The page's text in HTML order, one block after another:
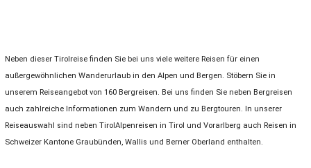
Neben dieser Tirolreise finden Sie bei uns viele weitere Reisen für einen
außergewöhnlichen Wanderurlaub in den Alpen und Bergen. Stöbern Sie in
unserem Reiseangebot von 160 Bergreisen. Bei uns finden Sie neben Bergreisen
auch zahlreiche Informationen zum Wandern und zu Bergtouren. In unserer
Reiseauswahl sind neben TirolAlpenreisen in Tirol und Vorarlberg auch Reisen in
Schweizer Kantone Graubünden, Wallis und Berner Oberland enthalten.